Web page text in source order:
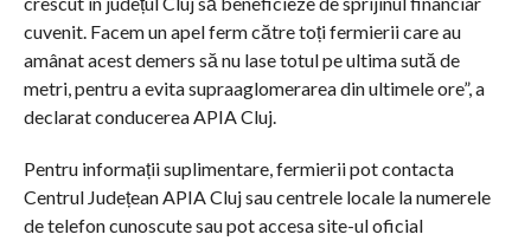
cuvenit. Facem un apel ferm către toți fermierii care au
amânat acest demers să nu lase totul pe ultima sută de
metri, pentru a evita supraaglomerarea din ultimele ore”, a
declarat conducerea APIA Cluj.
Pentru informații suplimentare, fermierii pot contacta
Centrul Județean APIA Cluj sau centrele locale la numerele
de telefon cunoscute sau pot accesa site-ul oficial